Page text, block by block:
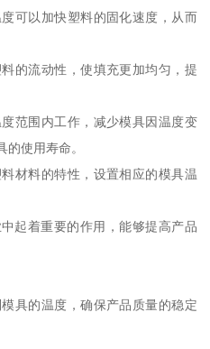
可以加快塑料的固化速度，从而
的流动性，使填充更加均匀，提
范围内工作，减少模具因温度变
使用寿命。
材料的特性，设置相应的模具温
起着重要的作用，能够提高产品
具的温度，确保产品质量的稳定